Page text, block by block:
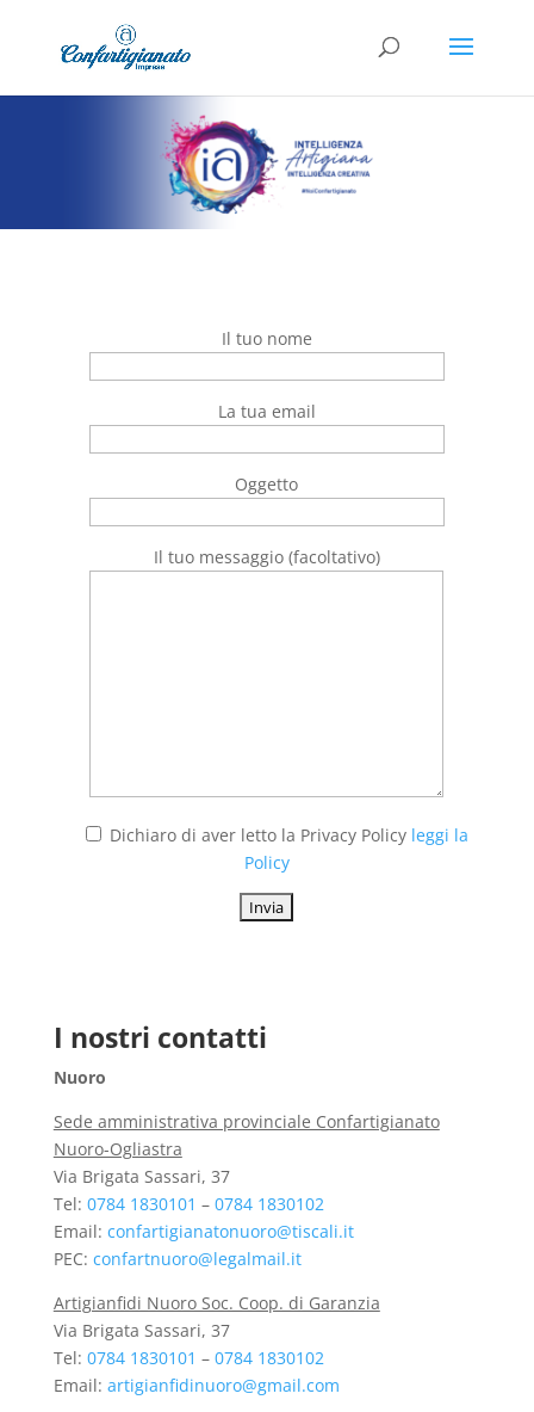
Il tuo nome
La tua email
Oggetto
Il tuo messaggio (facoltativo)
Dichiaro di aver letto la Privacy Policy leggi la
Policy
I nostri contatti
Nuoro
Sede amministrativa provinciale Confartigianato
Nuoro-Ogliastra
Via Brigata Sassari, 37
Tel: 0784 1830101 – 0784 1830102
Email: confartigianatonuoro@tiscali.it
PEC: confartnuoro@legalmail.it
Artigianfidi Nuoro Soc. Coop. di Garanzia
Via Brigata Sassari, 37
Tel: 0784 1830101 – 0784 1830102
Email: artigianfidinuoro@gmail.com